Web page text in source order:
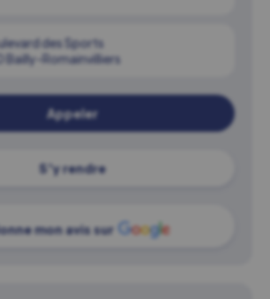
des Sports
Bailly-Romainvilliers
Appeler
S'y rendre
mon avis sur